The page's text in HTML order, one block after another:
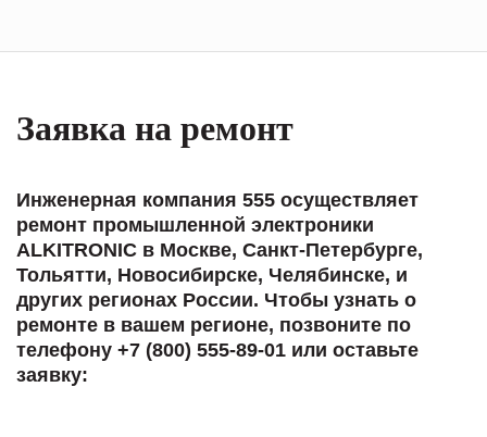
Заявка на ремонт
Инженерная компания 555 осуществляет
ремонт промышленной электроники
ALKITRONIC в Москве, Санкт-Петербурге,
Тольятти, Новосибирске, Челябинске, и
других регионах России. Чтобы узнать о
ремонте в вашем регионе, позвоните по
телефону +7 (800) 555-89-01 или оставьте
заявку: